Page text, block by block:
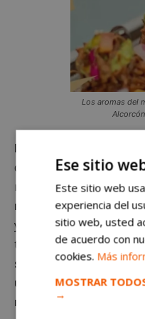
Los aromas del
Kauna Lounge And
deseen una opción
restaurante. Su“Ebi
recomendable.
y envuelto en pasta
tosta de chapata de
sabores y texturas
una elección perfecta
mejor experiencia
Ese sitio
Este sitio web
experiencia del
sitio web, usted
de acuerdo con
cookies. Más
MOSTRAR
→